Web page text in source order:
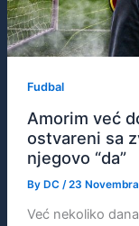
Fudbal
Amorim već
ostvareni sa
njegovo “da”
By DC /23
Već nekoliko